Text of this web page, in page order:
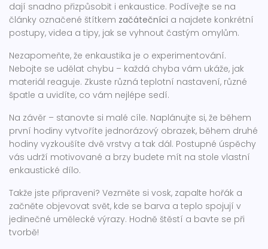
dají snadno přizpůsobit i enkaustice. Podívejte se na
články označené štítkem začátečníci a najdete konkrétní
postupy, videa a tipy, jak se vyhnout častým omylům.
Nezapomeňte, že enkaustika je o experimentování.
Nebojte se udělat chybu – každá chyba vám ukáže, jak
materiál reaguje. Zkuste různá teplotní nastavení, různé
špatle a uvidíte, co vám nejlépe sedí.
Na závěr – stanovte si malé cíle. Naplánujte si, že během
první hodiny vytvoříte jednorázový obrazek, během druhé
hodiny vyzkoušíte dvě vrstvy a tak dál. Postupné úspěchy
vás udrží motivované a brzy budete mít na stole vlastní
enkaustické dílo.
Takže jste připraveni? Vezměte si vosk, zapalte hořák a
začněte objevovat svět, kde se barva a teplo spojují v
jedinečné umělecké výrazy. Hodně štěstí a bavte se při
tvorbě!